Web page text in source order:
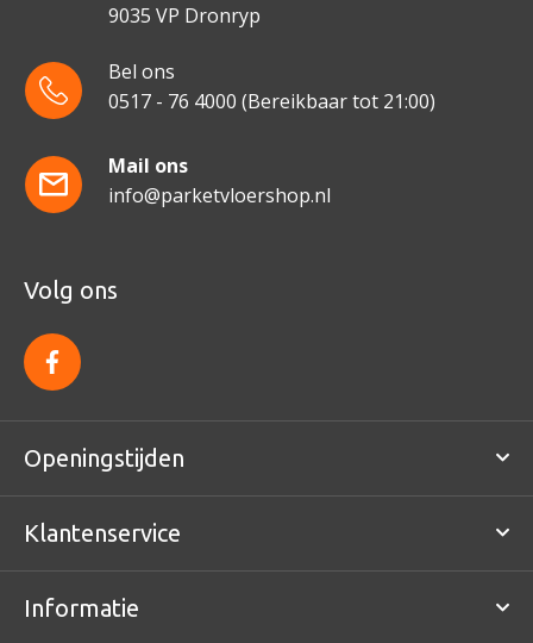
9035 VP Dronryp
Bel ons
0517 - 76 4000 (Bereikbaar tot 21:00)
Mail ons
info@parketvloershop.nl
Volg ons
f
a
c
e
o
o
Openingstijden
Klantenservice
Informatie